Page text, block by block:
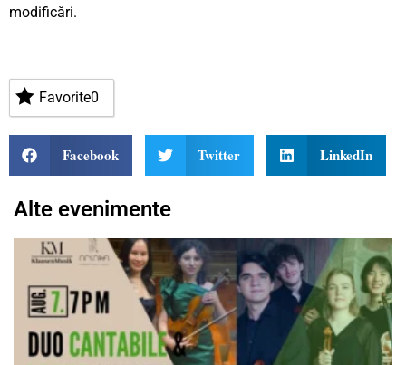
modificări.
Favorite0
Facebook Twitter LinkedIn
Alte evenimente